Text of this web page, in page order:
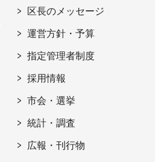
区長のメッセージ
運営方針・予算
指定管理者制度
採用情報
市会・選挙
統計・調査
広報・刊行物